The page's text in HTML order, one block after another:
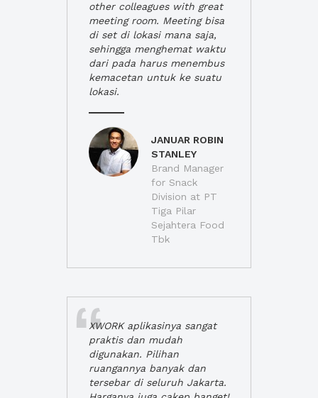
other colleagues with great
meeting room. Meeting bisa
di set di lokasi mana saja,
sehingga menghemat waktu
dari pada harus menembus
kemacetan untuk ke suatu
lokasi.
JANUAR ROBIN
STANLEY
Brand Manager
for Snack
Division at PT
Tiga Pilar
Sejahtera Food
Tbk
XWORK aplikasinya sangat
praktis dan mudah
digunakan. Pilihan
ruangannya banyak dan
tersebar di seluruh Jakarta.